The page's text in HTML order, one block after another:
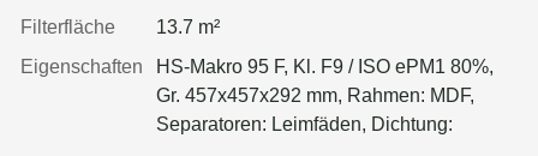
Filterfläche
13.7 m²
Eigenschaften
HS-Makro 95 F, Kl. F9 / ISO ePM1 80%,
Gr. 457x457x292 mm, Rahmen: MDF,
Separatoren: Leimfäden, Dichtung: